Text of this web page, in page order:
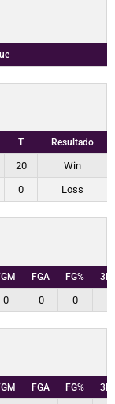
T Resultado
20
Win
0 Loss
FGA FG%
0 0 0
FGA FG%